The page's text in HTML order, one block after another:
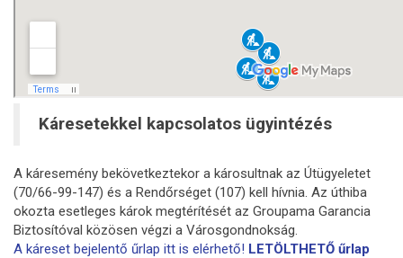
Káresetekkel kapcsolatos ügyintézés
A káresemény bekövetkeztekor a károsultnak az Útügyeletet
(70/66-99-147) és a Rendőrséget (107) kell hívnia. Az úthiba
okozta esetleges károk megtérítését az Groupama Garancia
Biztosítóval közösen végzi a Városgondnokság.
A káreset bejelentő űrlap itt is elérhető! LETÖLTHETŐ űrlap